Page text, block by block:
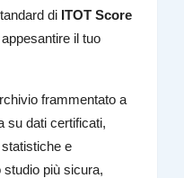
di ITOT Score
il tuo
frammentato a
su dati certificati,
statistiche e
studio più sicura,